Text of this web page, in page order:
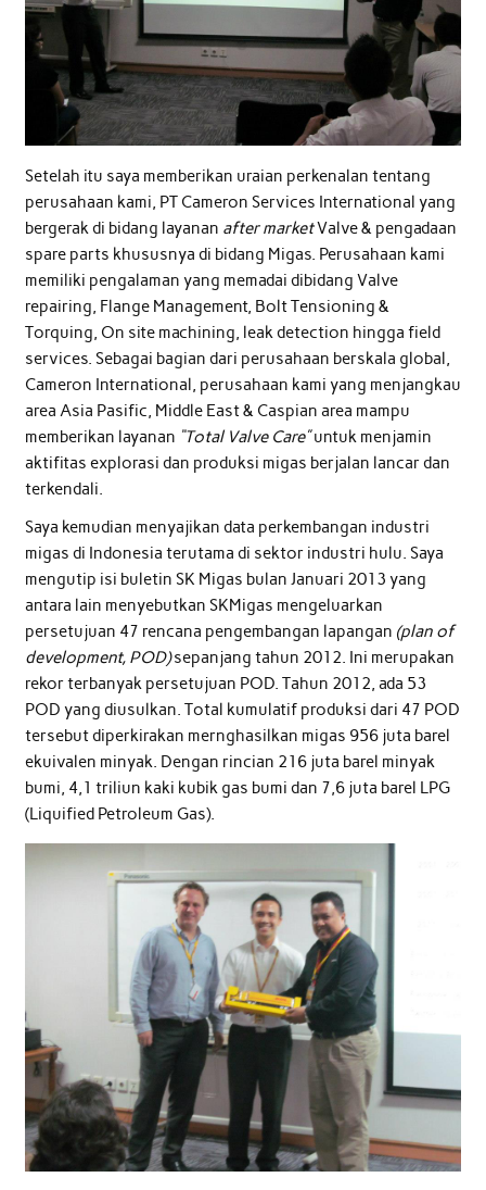
Setelah itu saya memberikan uraian perkenalan tentang
perusahaan kami, PT Cameron Services International yang
bergerak di bidang layanan after marketValve & pengadaan
spare parts khususnya di bidang Migas. Perusahaan kami
memiliki pengalaman yang memadai dibidang Valve
repairing, Flange Management, Bolt Tensioning &
Torquing, On site machining, leak detection hingga field
services. Sebagai bagian dari perusahaan berskala global,
Cameron International, perusahaan kami yang menjangkau
area Asia Pasific, Middle East & Caspian area mampu
memberikan layanan “Total Valve Care”untuk menjamin
aktifitas explorasi dan produksi migas berjalan lancar dan
terkendali.
Saya kemudian menyajikan data perkembangan industri
migas di Indonesia terutama di sektor industri hulu. Saya
mengutip isi buletin SK Migas bulan Januari 2013 yang
antara lain menyebutkan SKMigas mengeluarkan
persetujuan 47 rencana pengembangan lapangan (plan of
development, POD)sepanjang tahun 2012. Ini merupakan
rekor terbanyak persetujuan POD. Tahun 2012, ada 53
POD yang diusulkan. Total kumulatif produksi dari 47 POD
tersebut diperkirakan mernghasilkan migas 956 juta barel
ekuivalen minyak. Dengan rincian 216 juta barel minyak
bumi, 4,1 triliun kaki kubik gas bumi dan 7,6 juta barel LPG
(Liquified Petroleum Gas).